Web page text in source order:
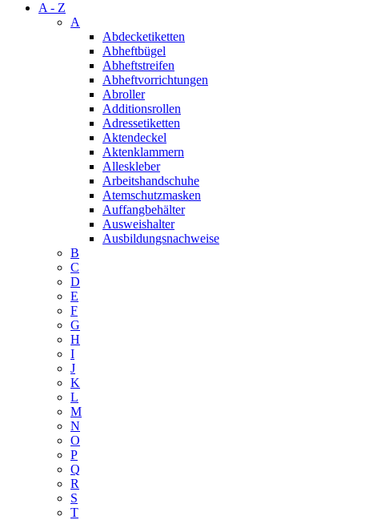
A - Z
A
Abdecketiketten
Abheftbügel
Abheftstreifen
Abheftvorrichtungen
Abroller
Additionsrollen
Adressetiketten
Aktendeckel
Aktenklammern
Alleskleber
Arbeitshandschuhe
Atemschutzmasken
Auffangbehälter
Ausweishalter
Ausbildungsnachweise
B
C
D
E
F
G
H
I
J
K
L
M
N
O
P
Q
R
S
T